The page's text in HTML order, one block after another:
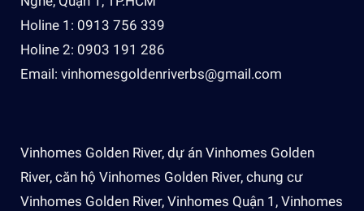
Holine 1: 0913 756 339
Holine 2: 0903 191 286
Email: vinhomesgoldenriverbs@gmail.com
Vinhomes Golden River, dự án Vinhomes Golden
River, căn hộ Vinhomes Golden River, chung cư
Vinhomes Golden River, Vinhomes Quận 1 , Vinhomes